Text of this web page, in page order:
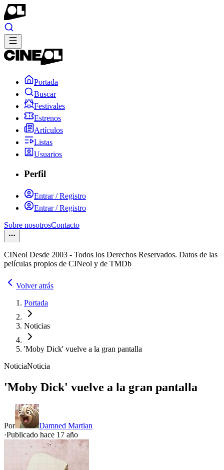
Portada
Buscar
Festivales
Estrenos
Artículos
Listas
Usuarios
Perfil
Entrar / Registro
Entrar / Registro
Sobre nosotrosContacto
CINeol Desde 2003 - Todos los Derechos Reservados. Datos de las
películas propios de CINeol y de TMDb
Volver atrás
Portada
Noticias
'Moby Dick' vuelve a la gran pantalla
NoticiaNoticia
'Moby Dick' vuelve a la gran pantalla
Por
Damned Martian
·Publicado hace 17 año